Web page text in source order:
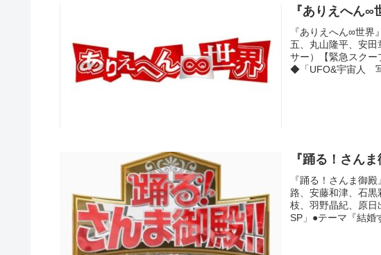
『ありえへん
『ありえへん∞世
五、丸山隆平、安
サー）【緊急スクー
◆「UFO&宇宙人 写
『踊る！さん
『踊る！さんま御
路、安藤和津、石
枝、羽野晶紀、原
SP」●テーマ『結婚